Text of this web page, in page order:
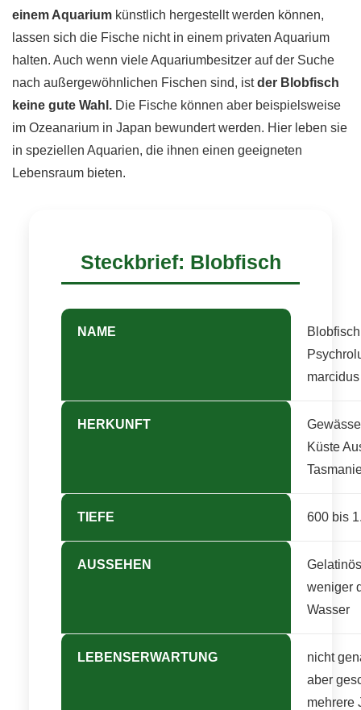
einem Aquarium künstlich hergestellt werden können,
lassen sich die Fische nicht in einem privaten Aquarium
halten. Auch wenn viele Aquariumbesitzer auf der Suche
nach außergewöhnlichen Fischen sind, istder Blobfisch
keine gute Wahl. Die Fische können aber beispielsweise
im Ozeanarium in Japan bewundert werden. Hier leben sie
in speziellen Aquarien, die ihnen einen geeigneten
Lebensraum bieten.
Steckbrief: Blobfisch
NAME
marcidus
HERKUNFT
Küste
TIEFE 600 bis
AUSSEHEN
weniger
Wasser
LEBENSERWARTUNG
nicht
aber
mehrere